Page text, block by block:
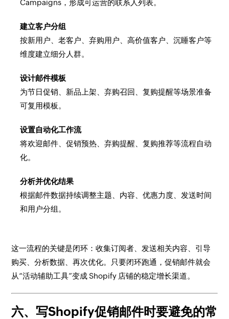
Campaigns，形成可运营的联系人列表。
建立客户分组
按新用户、老客户、弃购用户、高价值客户、沉睡客户等
维度建立细分人群。
设计邮件模板
为节日促销、新品上架、弃购召回、复购提醒等场景准备
可复用模板。
设置自动化工作流
将欢迎邮件、促销预热、弃购提醒、复购推荐等流程自动
化。
分析并优化结果
根据邮件数据持续调整主题、内容、优惠力度、发送时间
和用户分组。
这一流程的关键是闭环：收集订阅者、发送相关内容、引导
购买、分析数据、再次优化。只要闭环跑通，促销邮件就会
从“活动辅助工具”变成 Shopify 店铺的稳定增长渠道。
六、写Shopify促销邮件时要避免的常